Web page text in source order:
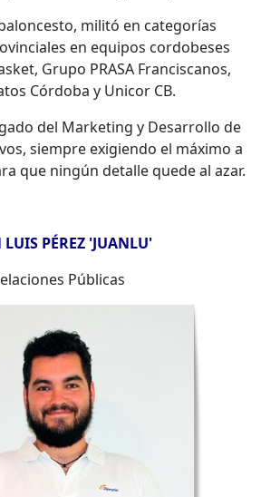
militó en categorías
en equipos cordobeses
Grupo PRASA Franciscanos,
Córdoba y Unicor CB.
del Marketing y Desarrollo de
siempre exigiendo el máximo a
que ningún detalle quede al azar.
LUIS PÉREZ 'JUANLU'
Públicas